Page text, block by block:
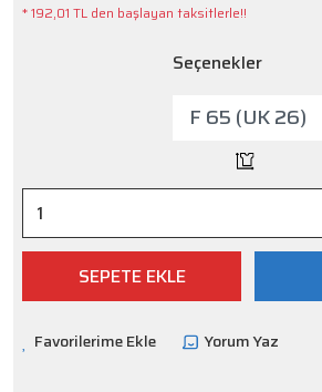
* 192,01 TL den başlayan taksitlerle!!
Seçenekler
F 65 (UK 26)
SEPETE EKLE
Yorum Yaz